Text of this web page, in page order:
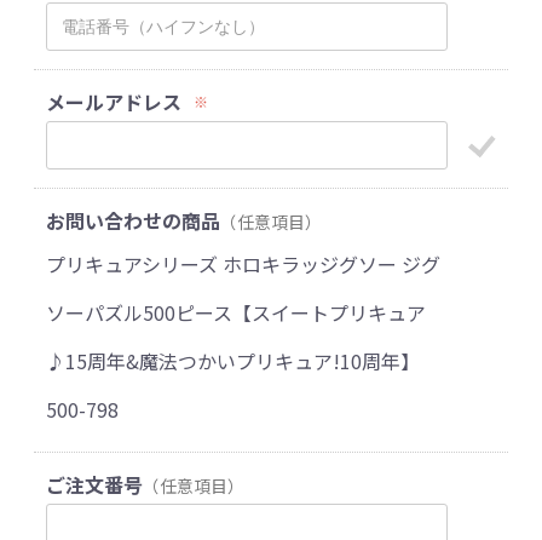
メールアドレス ※
お問い合わせの商品 （任意項目）
プリキュアシリーズ ホロキラッジグソー ジグ
ソーパズル500ピース【スイートプリキュア
♪15周年&魔法つかいプリキュア!10周年】
500-798
ご注文番号 （任意項目）